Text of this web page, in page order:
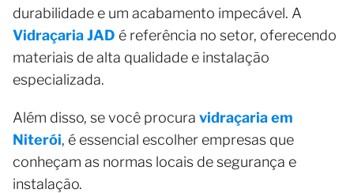
durabilidade e um acabamento impecável. A
Vidraçaria JAD é referência no setor, oferecendo
materiais de alta qualidade e instalação
especializada.
Além disso, se você procura vidraçaria em
Niterói, é essencial escolher empresas que
conheçam as normas locais de segurança e
instalação.